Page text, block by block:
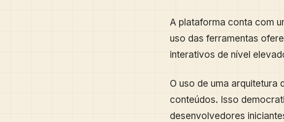
A plataforma conta com
uso das ferramentas
interativos de nível
O uso de uma arquitetura
conteúdos. Isso
desenvolvedores